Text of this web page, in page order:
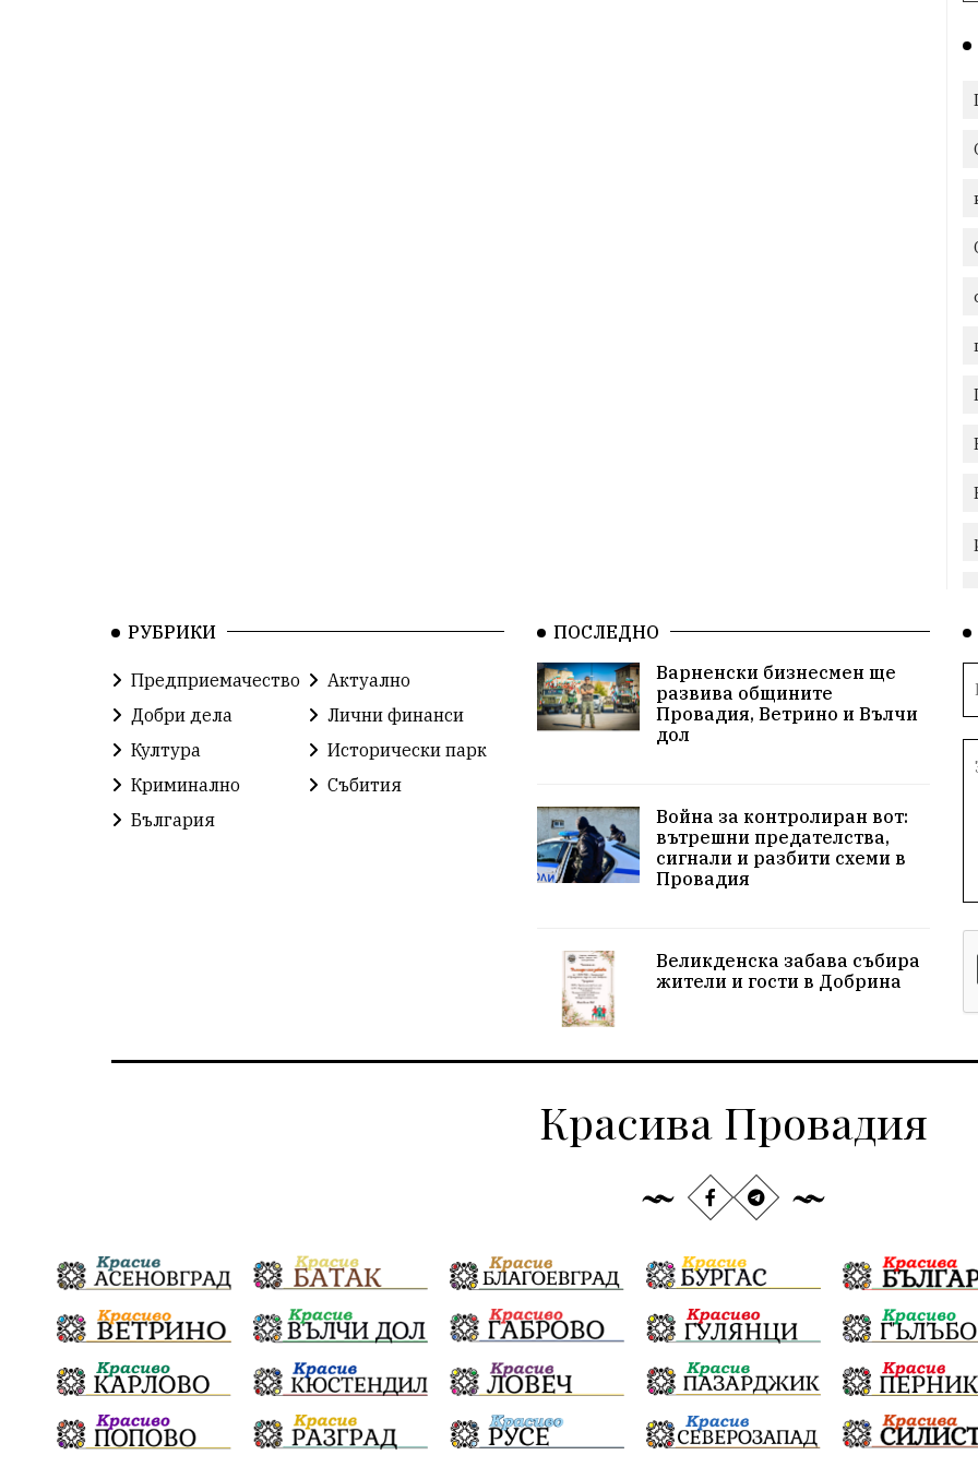
РУБРИКИ
Предприемачество
Актуално
Добри дела
Лични финанси
Култура
Исторически парк
Криминално
Събития
България
ПОСЛЕДНО
Варненски бизнесмен ще
развива общините
Провадия, Ветрино и Вълчи
дол
Война за контролиран вот:
вътрешни предателства,
сигнали и разбити схеми в
Провадия
Великденска забава събира
жители и гости в Добрина
Красива Провадия